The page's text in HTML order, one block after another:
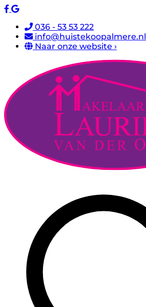
036 - 53 53 222
info@huistekoopalmere.nl
Naar onze website ›